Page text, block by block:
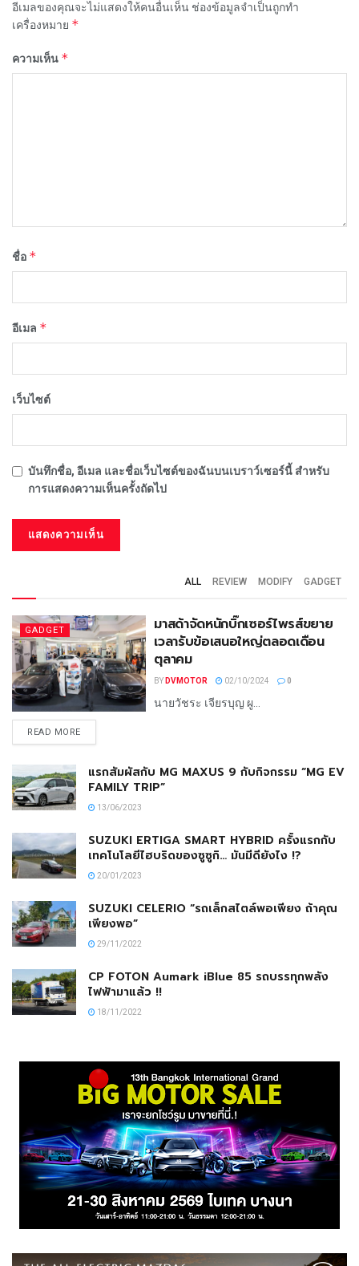
อีเมลของคุณจะไม่แสดงให้คนอื่นเห็น ช่องข้อมูลจำเป็นถูกทำ
เครื่องหมาย *
ความเห็น *
ชื่อ *
อีเมล *
เว็บไซต์
บันทึกชื่อ, อีเมล และชื่อเว็บไซต์ของฉันบนเบราว์เซอร์นี้ สำหรับ
การแสดงความเห็นครั้งถัดไป
ALL REVIEW MODIFY GADGET
GADGET
มาสด้าจัดหนักบิ๊กเซอร์ไพรส์ขยาย
เวลารับข้อเสนอใหญ่ตลอดเดือน
ตุลาคม
BY DVMOTOR 02/10/2024 0
นายวัชระ เจียรบุญ ผู...
READ MORE
แรกสัมผัสกับ MG MAXUS 9 กับกิจกรรม “MG EV
FAMILY TRIP”
13/06/2023
SUZUKI ERTIGA SMART HYBRID ครั้งแรกกับ
เทคโนโลยีไฮบริดของซูซูกิ… มันมีดียังไง !?
20/01/2023
SUZUKI CELERIO “รถเล็กสไตล์พอเพียง ถ้าคุณ
เพียงพอ”
29/11/2022
CP FOTON Aumark iBlue 85 รถบรรทุกพลัง
ไฟฟ้ามาแล้ว !!
18/11/2022